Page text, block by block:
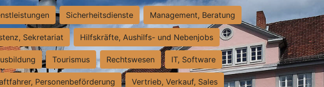
Sicherheitsdienste Management, Beratung
Sekretariat Hilfskräfte, Aushilfs- und Nebenjobs
Tourismus Rechtswesen IT, Software
Personenbeförderung Vertrieb, Verkauf, Sales